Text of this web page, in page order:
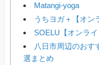
Matangi-yoga
うちヨガ＋【オン
SOELU【オンライ
八日市周辺のおす
選まとめ